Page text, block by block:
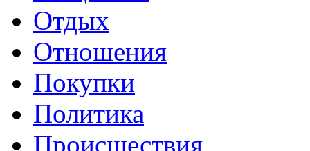
Отдых
Отношения
Покупки
Политика
Происшествия